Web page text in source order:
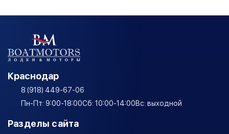
Краснодар
8 (918) 449-67-06
Пн-Пт: 9:00-18:00Сб: 10:00-14:00Вс: выходной
Разделы сайта